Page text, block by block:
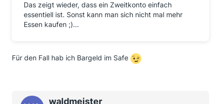
Das zeigt wieder, dass ein Zweitkonto einfach
essentiell ist. Sonst kann man sich nicht mal mehr
Essen kaufen ;)...
Für den Fall hab ich Bargeld im Safe
waldmeister